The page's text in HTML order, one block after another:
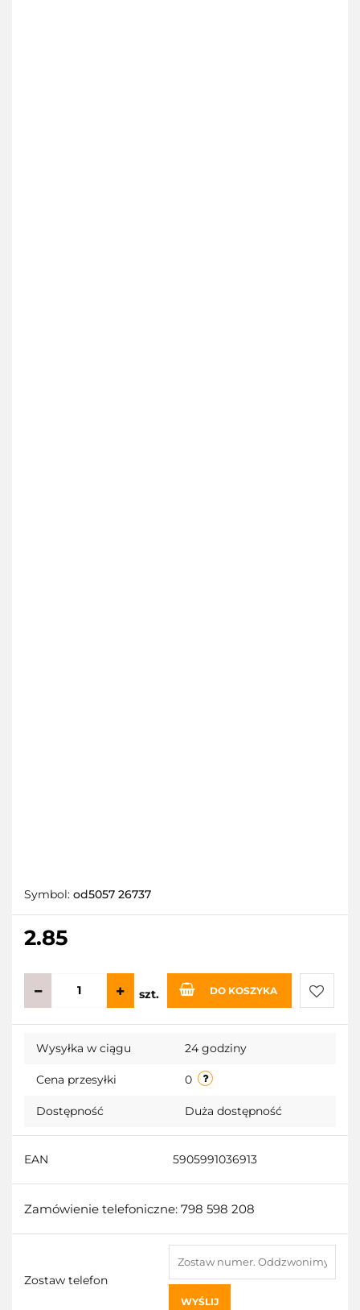
Symbol: od5057 26737
2.85
szt. DO KOSZYKA
Do
Wysyłka w ciągu 24 godziny
Cena przesyłki 0
Dostępność Duża dostępność
EAN 5905991036913
Zamówienie telefoniczne: 798 598 208
Zostaw telefon
WYŚLIJ